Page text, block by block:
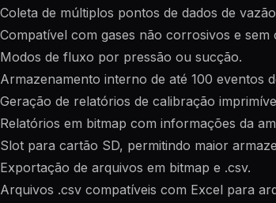
Coleta de múltiplos pontos de dados de
Compatível com gases não corrosivos e sem
Modos de fluxo por pressão ou sucção.
Armazenamento interno de até 100 eventos
Geração de relatórios de calibração
Relatórios em bitmap com informações da
Slot para cartão SD, permitindo maior
Exportação de arquivos em bitmap e .csv.
Arquivos .csv compatíveis com Excel para